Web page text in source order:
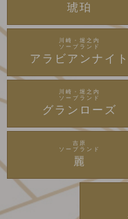
琥珀
川崎・堀之内
ソープランド
アラビアンナイト
川崎・堀之内
ソープランド
グランローズ
吉原
ソープランド
麗